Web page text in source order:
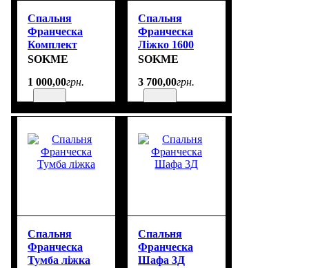
Спальня
Франческа
Комплект
полиць 3Д, 4Д
SOKME
1 000,00грн.
Спальня
Франческа
Ліжко 1600
SOKME
3 700,00грн.
Спальня
Франческа
Тумба ліжка
Спальня
Франческа
Шафа 3Д